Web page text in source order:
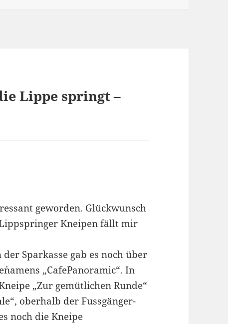
Lippe springt –
geworden. Glückwunsch
Kneipen fällt mir
Sparkasse gab es noch über
„Cafe´Panoramic“. In
„Zur gemütlichen Runde“
oberhalb der Fussgänger-
noch die Kneipe